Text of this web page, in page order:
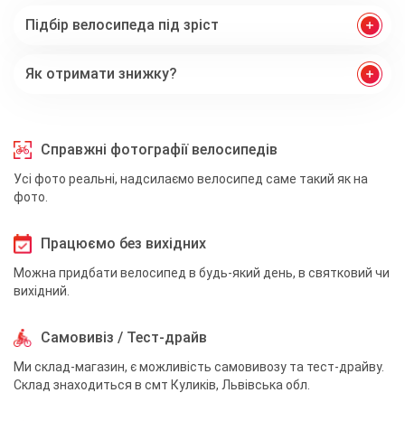
Підбір велосипеда під зріст
Як отримати знижку?
Справжні фотографії велосипедів
Усі фото реальні, надсилаємо велосипед саме такий як на
фото.
Працюємо без вихідних
Можна придбати велосипед в будь-який день, в святковий чи
вихідний.
Самовивіз / Тест-драйв
Ми склад-магазин, є можливість самовивозу та тест-драйву.
Склад знаходиться в смт Куликів, Львівська обл.